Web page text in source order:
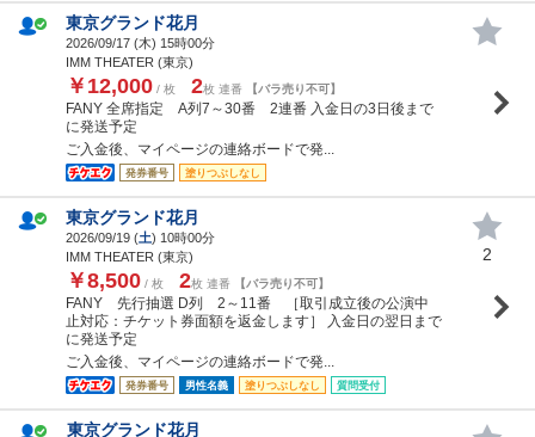
東京グランド花月
2026/09/17 (木) 15時00分
IMM THEATER (東京)
￥12,000 / 枚 2枚 連番 【バラ売り不可】
FANY 全席指定 A列7～30番 2連番 入金日の3日後まで
に発送予定
ご入金後、マイページの連絡ボードで発...
発券番号 塗りつぶしなし
東京グランド花月
2026/09/19 (土) 10時00分
IMM THEATER (東京)
￥8,500 / 枚 2枚 連番 【バラ売り不可】
FANY 先行抽選 D列 2～11番 ［取引成立後の公演中
止対応：チケット券面額を返金します］ 入金日の翌日まで
に発送予定
ご入金後、マイページの連絡ボードで発...
発券番号 男性名義 塗りつぶしなし 質問受付
2
東京グランド花月